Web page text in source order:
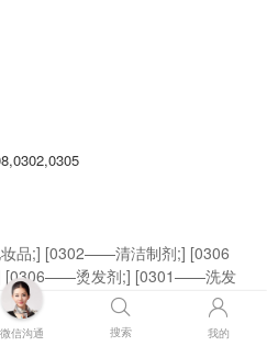
品;] [0302——清洁制剂;] [0306
烫发剂;] [0301——洗发
油;] [0307——牙膏;]
微信沟通 搜索 我的